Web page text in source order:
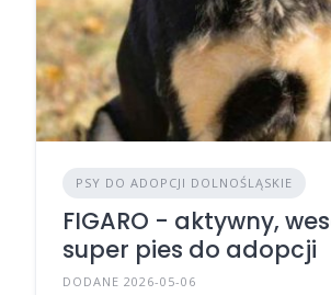
PSY DO ADOPCJI DOLNOŚLĄSKIE
FIGARO - aktywny,
super pies do adopcji
DODANE 2026-05-06